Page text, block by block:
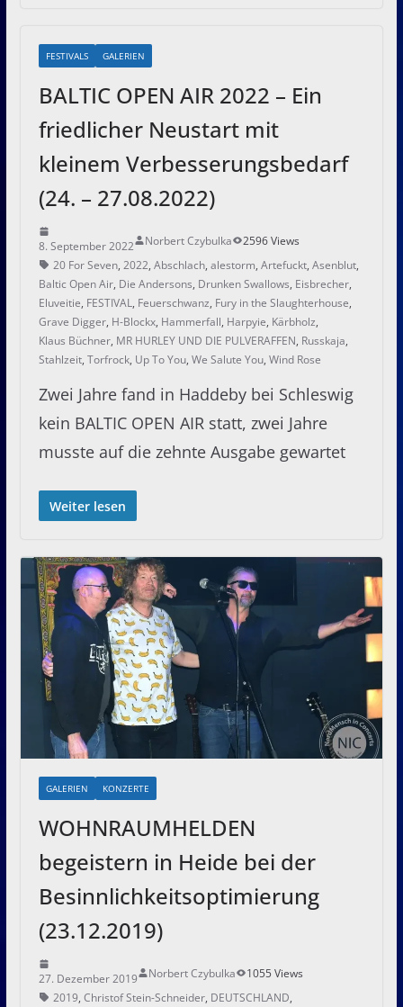
FESTIVALS GALERIEN
BALTIC OPEN AIR 2022 – Ein
friedlicher Neustart mit
kleinem Verbesserungsbedarf
(24. – 27.08.2022)
8. September 2022 Norbert Czybulka
2596 Views
20 For Seven, 2022, Abschlach, alestorm, Artefuckt, Asenblut,
Baltic Open Air, Die Andersons, Drunken Swallows, Eisbrecher,
Eluveitie, FESTIVAL, Feuerschwanz, Fury in the Slaughterhouse,
Grave Digger, H-Blockx, Hammerfall, Harpyie, Kärbholz,
Klaus Büchner, MR HURLEY UND DIE PULVERAFFEN, Russkaja,
Stahlzeit, Torfrock, Up To You, We Salute You, Wind Rose
Zwei Jahre fand in Haddeby bei Schleswig
kein BALTIC OPEN AIR statt, zwei Jahre
musste auf die zehnte Ausgabe gewartet
Weiter lesen
GALERIEN KONZERTE
WOHNRAUMHELDEN
begeistern in Heide bei der
Besinnlichkeitsoptimierung
(23.12.2019)
27. Dezember 2019 Norbert Czybulka
1055 Views
2019, Christof Stein-Schneider, DEUTSCHLAND,